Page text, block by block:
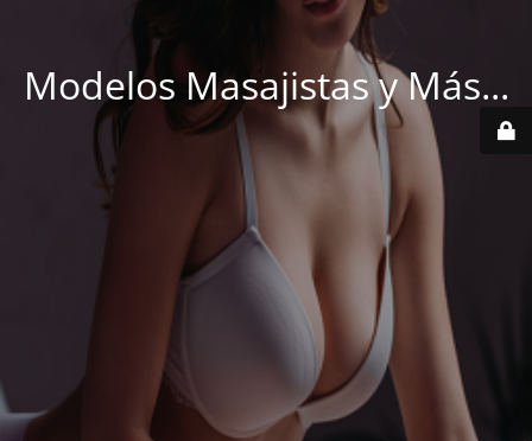
Modelos Masajistas y Más...